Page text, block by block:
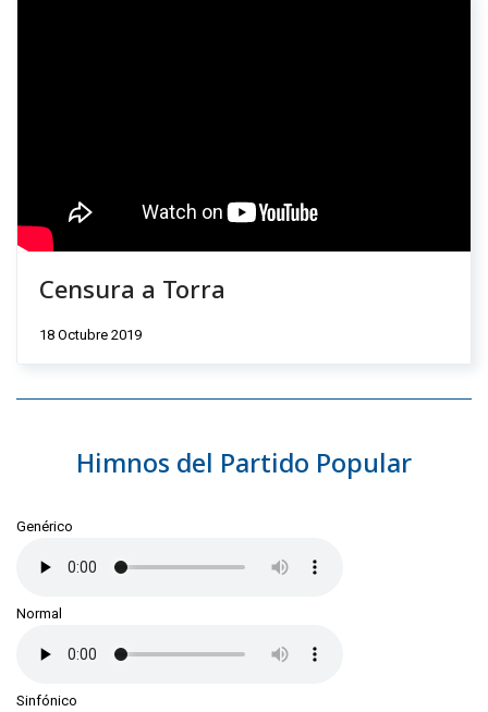
Censura a Torra
18 Octubre 2019
Himnos del Partido Popular
Genérico
Normal
Sinfónico